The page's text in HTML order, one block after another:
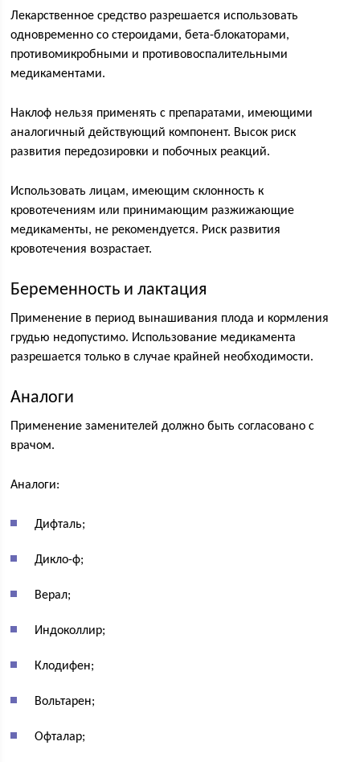
Лекарственное средство разрешается использовать
одновременно со стероидами, бета-блокаторами,
противомикробными и противовоспалительными
медикаментами.
Наклоф нельзя применять с препаратами, имеющими
аналогичный действующий компонент. Высок риск
развития передозировки и побочных реакций.
Использовать лицам, имеющим склонность к
кровотечениям или принимающим разжижающие
медикаменты, не рекомендуется. Риск развития
кровотечения возрастает.
Беременность и лактация
Применение в период вынашивания плода и кормления
грудью недопустимо. Использование медикамента
разрешается только в случае крайней необходимости.
Аналоги
Применение заменителей должно быть согласовано с
врачом.
Аналоги:
Дифталь;
Дикло-ф;
Верал;
Индоколлир;
Клодифен;
Вольтарен;
Офталар;